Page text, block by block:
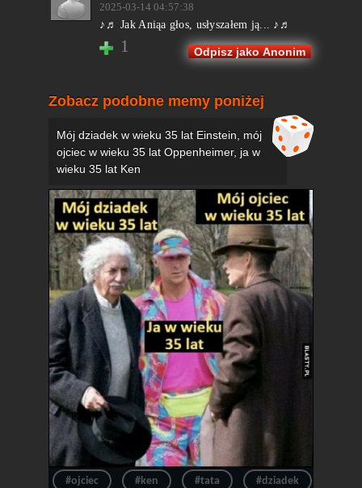
2025-03-14 04:57:38
♪♬ Jak Aniąa głos, usłyszałem ją... ♪♬
1 Odpisz jako Anonim
Zobacz podobne memy poniżej
Mój dziadek w wieku 35 lat Einstein, mój
ojciec w wieku 35 lat Oppenheimer, ja w
wieku 35 lat Ken
#ojciec #ken #tata #dziadek